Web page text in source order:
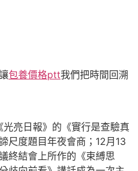
包養價格ptt我們把時間回溯
亮日報》的《實行是查驗真
尺度題目年夜會商；12月13
終結會上所作的《束縛思